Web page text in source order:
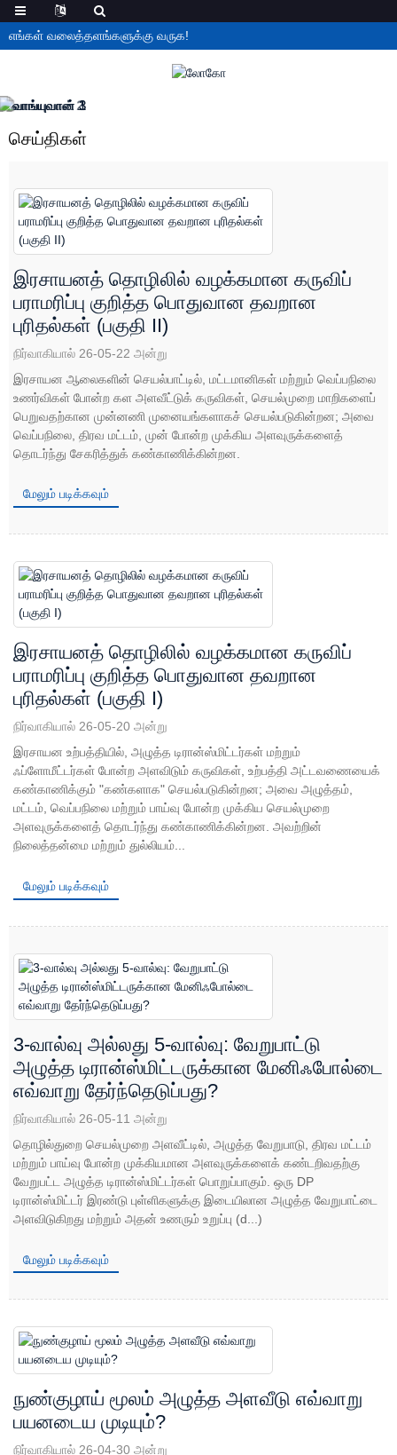
எங்கள் வலைத்தளங்களுக்கு வருக!
செய்திகள்
இரசாயனத் தொழிலில் வழக்கமான கருவிப்
பராமரிப்பு குறித்த பொதுவான தவறான
புரிதல்கள் (பகுதி II)
நிர்வாகியால் 26-05-22 அன்று
இரசாயன ஆலைகளின் செயல்பாட்டில், மட்டமானிகள் மற்றும் வெப்பநிலை
உணர்விகள் போன்ற கள அளவீட்டுக் கருவிகள், செயல்முறை மாறிகளைப்
பெறுவதற்கான முன்னணி முனையங்களாகச் செயல்படுகின்றன; அவை
வெப்பநிலை, திரவ மட்டம், முன் போன்ற முக்கிய அளவுருக்களைத்
தொடர்ந்து சேகரித்துக் கண்காணிக்கின்றன.
மேலும் படிக்கவும்
இரசாயனத் தொழிலில் வழக்கமான கருவிப்
பராமரிப்பு குறித்த பொதுவான தவறான
புரிதல்கள் (பகுதி I)
நிர்வாகியால் 26-05-20 அன்று
இரசாயன உற்பத்தியில், அழுத்த டிரான்ஸ்மிட்டர்கள் மற்றும்
ஃப்ளோமீட்டர்கள் போன்ற அளவிடும் கருவிகள், உற்பத்தி அட்டவணையைக்
கண்காணிக்கும் "கண்களாக" செயல்படுகின்றன; அவை அழுத்தம்,
மட்டம், வெப்பநிலை மற்றும் பாய்வு போன்ற முக்கிய செயல்முறை
அளவுருக்களைத் தொடர்ந்து கண்காணிக்கின்றன. அவற்றின்
நிலைத்தன்மை மற்றும் துல்லியம்...
மேலும் படிக்கவும்
3-வால்வு அல்லது 5-வால்வு: வேறுபாட்டு
அழுத்த டிரான்ஸ்மிட்டருக்கான மேனிஃபோல்டை
எவ்வாறு தேர்ந்தெடுப்பது?
நிர்வாகியால் 26-05-11 அன்று
தொழில்துறை செயல்முறை அளவீட்டில், அழுத்த வேறுபாடு, திரவ மட்டம்
மற்றும் பாய்வு போன்ற முக்கியமான அளவுருக்களைக் கண்டறிவதற்கு
வேறுபட்ட அழுத்த டிரான்ஸ்மிட்டர்கள் பொறுப்பாகும். ஒரு DP
டிரான்ஸ்மிட்டர் இரண்டு புள்ளிகளுக்கு இடையிலான அழுத்த வேறுபாட்டை
அளவிடுகிறது மற்றும் அதன் உணரும் உறுப்பு (d...)
மேலும் படிக்கவும்
நுண்குழாய் மூலம் அழுத்த அளவீடு எவ்வாறு
பயனடைய முடியும்?
நிர்வாகியால் 26-04-30 அன்று